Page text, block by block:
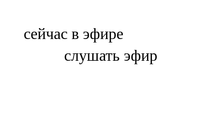
Болгар
сейчас в эфире
слушать эфир